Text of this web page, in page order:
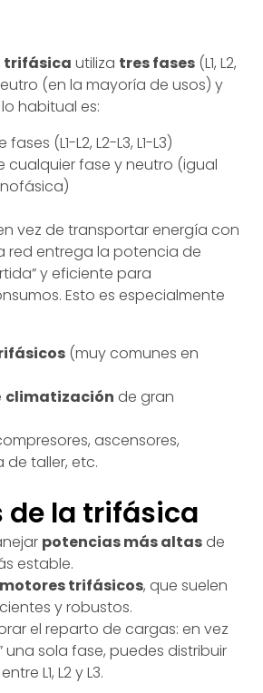
trifásica utiliza tres fases (L1, L2,
(en la mayoría de usos) y
habitual es:
fases (L1-L2, L2-L3, L1-L3)
cualquier fase y neutro (igual
vez de transportar energía con
red entrega la potencia de
y eficiente para
Esto es especialmente
(muy comunes en
climatización de gran
ascensores,
de taller, etc.
de la trifásica
potencias más altasde
estable.
motores trifásicos, que suelen
y robustos.
el reparto de cargas: en vez
una sola fase, puedes distribuir
L1, L2 y L3.